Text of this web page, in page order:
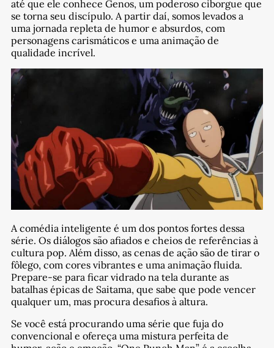
até que ele conhece Genos, um poderoso ciborgue que
se torna seu discípulo. A partir daí, somos levados a
uma jornada repleta de humor e absurdos, com
personagens carismáticos e uma animação de
qualidade incrível.
A comédia inteligente é um dos pontos fortes dessa
série. Os diálogos são afiados e cheios de referências à
cultura pop. Além disso, as cenas de ação são de tirar o
fôlego, com cores vibrantes e uma animação fluida.
Prepare-se para ficar vidrado na tela durante as
batalhas épicas de Saitama, que sabe que pode vencer
qualquer um, mas procura desafios à altura.
Se você está procurando uma série que fuja do
convencional e ofereça uma mistura perfeita de